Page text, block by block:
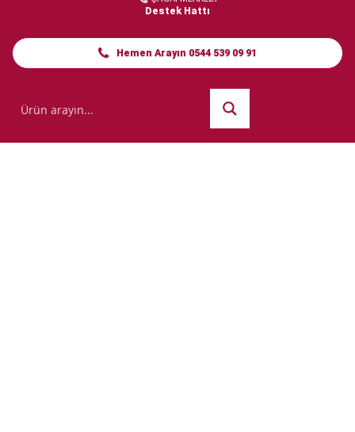
Destek Hattı
Hemen Arayın 0544 539 09 91